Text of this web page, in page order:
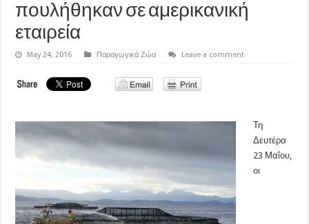
πουλήθηκαν σε αμερικανική
εταιρεία
May 24, 2016 Παραγωγικά Ζώα Leave a comment
Τη
Δευτέρα
23 Μαΐου,
οι